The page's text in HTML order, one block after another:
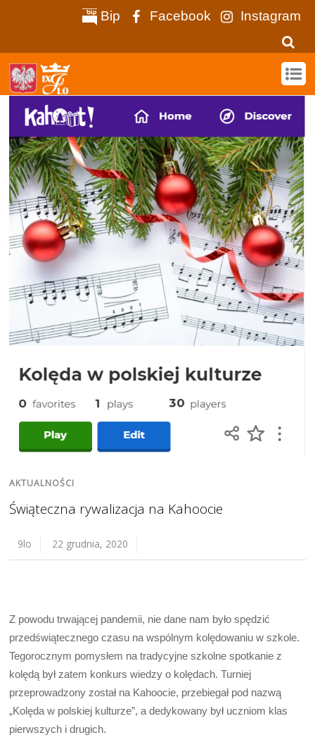
Bip Facebook Instagram
AKTUALNOŚCI
Świąteczna rywalizacja na Kahoocie
9lo 22 grudnia, 2020
Z powodu trwającej pandemii, nie dane nam było spędzić
przedświątecznego czasu na wspólnym kolędowaniu w szkole.
Tegorocznym pomysłem na tradycyjne szkolne spotkanie z
kolędą był zatem konkurs wiedzy o kolędach. Turniej
przeprowadzony został na Kahoocie, przebiegał pod nazwą
„Kolęda w polskiej kulturze”, a dedykowany był uczniom klas
pierwszych i drugich.